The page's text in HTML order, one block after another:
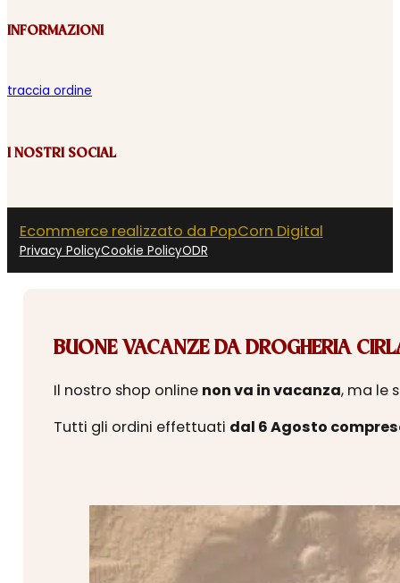
INFORMAZIONI
traccia ordine
I NOSTRI SOCIAL
Ecommerce realizzato da PopCorn Digital
Privacy PolicyCookie PolicyODR
BUONE VACANZE DA DROGHERIA
Il nostro shop online non va in vacanza, ma le
Tutti gli ordini effettuati dal 6 Agosto